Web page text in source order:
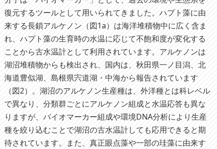
復元するツールとして用いられてきました。ハプト藻に由
来する長鎖アルケノン（図1a）は海洋堆積物中に広く含ま
れ、ハプト藻の生育時の水温に応じて不飽和度が変化する
ことから古水温計として利用されています。アルケノンは
湖沼堆積物からも検出され、国内は、秋田県一ノ目潟、北
海道豊似湖、島根県宍道湖・中海から報告されています
（図2）。湖沼のアルケノン生産種は、外洋種とは科レベル
で異なり、分類群ごとにアルケノン組成と水温応答も異な
りますが、バイオマーカー組成や環境DNA分析により生産
種を絞り込むことで湖沼の古水温計しても応用できると期
待されています。また、真正眼点藻や一部の珪藻に由来す